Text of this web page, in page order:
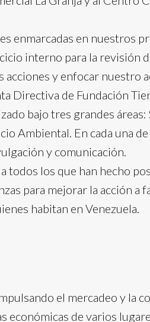
enmarcadas en nuestros
interno para la revisión
acciones y enfocar nuestro
Directiva de Fundación
bajo tres grandes
Ambiental. En cada una
y comunicación.
todos los que han hecho
para mejorar la acción a
habitan en Venezuela.
el mercadeo y la
de varios